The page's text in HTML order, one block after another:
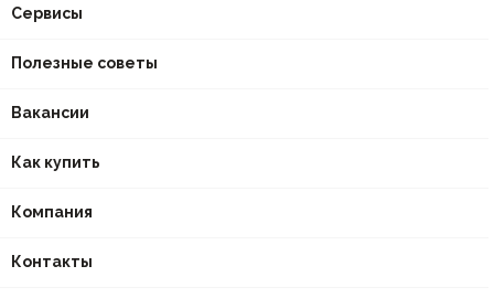
Сервисы
Полезные советы
Вакансии
Как купить
Компания
Контакты